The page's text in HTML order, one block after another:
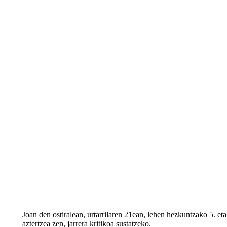
Joan den ostiralean, urtarrilaren 21ean, lehen hezkuntzako 5.
aztertzea zen, jarrera kritikoa sustatzeko.